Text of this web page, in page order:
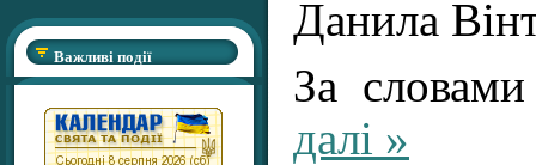
Важливі події
Данила
За
далі »